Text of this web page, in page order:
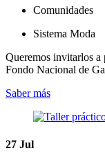
Comunidades
Sistema Moda
Queremos invitarlos a
Fondo Nacional de
Saber más
27 Jul